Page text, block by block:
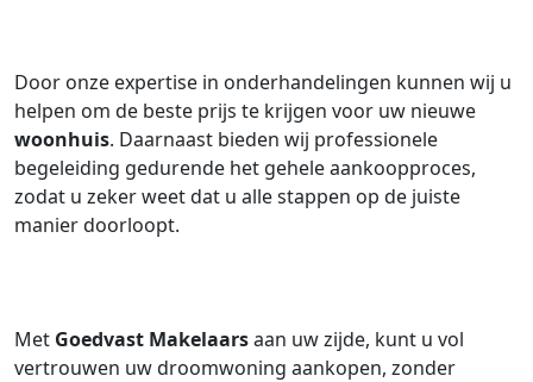
Door onze expertise in onderhandelingen kunnen wij u
helpen om de beste prijs te krijgen voor uw nieuwe
woonhuis. Daarnaast bieden wij professionele
begeleiding gedurende het gehele aankoopproces,
zodat u zeker weet dat u alle stappen op de juiste
manier doorloopt.
Met Goedvast Makelaarsaan uw zijde, kunt u vol
vertrouwen uw droomwoning aankopen, zonder